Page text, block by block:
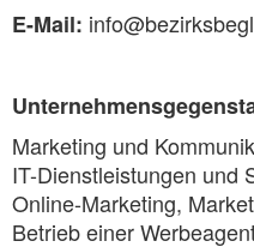
E-Mail:
Marketing und
IT-Dienstleistungen und
Online-Marketing,
Betrieb einer